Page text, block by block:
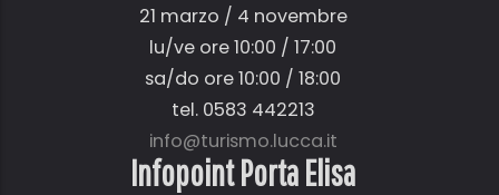
21 marzo / 4 novembre
lu/ve ore 10:00 / 17:00
sa/do ore 10:00 / 18:00
tel. 0583 442213
info@turismo.lucca.it
Infopoint Porta Elisa